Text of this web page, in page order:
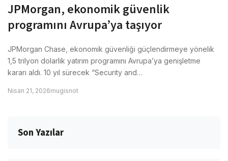
JPMorgan, ekonomik güvenlik
programını Avrupa’ya taşıyor
JPMorgan Chase, ekonomik güvenliği güçlendirmeye yönelik
1,5 trilyon dolarlık yatırım programını Avrupa’ya genişletme
kararı aldı. 10 yıl sürecek “Security and…
Nisan 21, 2026mugisnot
Son Yazılar